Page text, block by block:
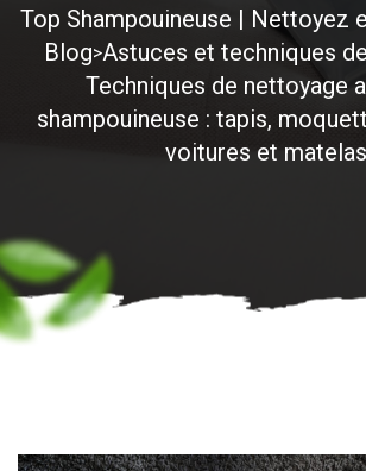
Top Shampouineuse | Nettoyez
Blog>Astuces et techniques
Techniques de nettoyage
shampouineuse : tapis,
voitures et matelas